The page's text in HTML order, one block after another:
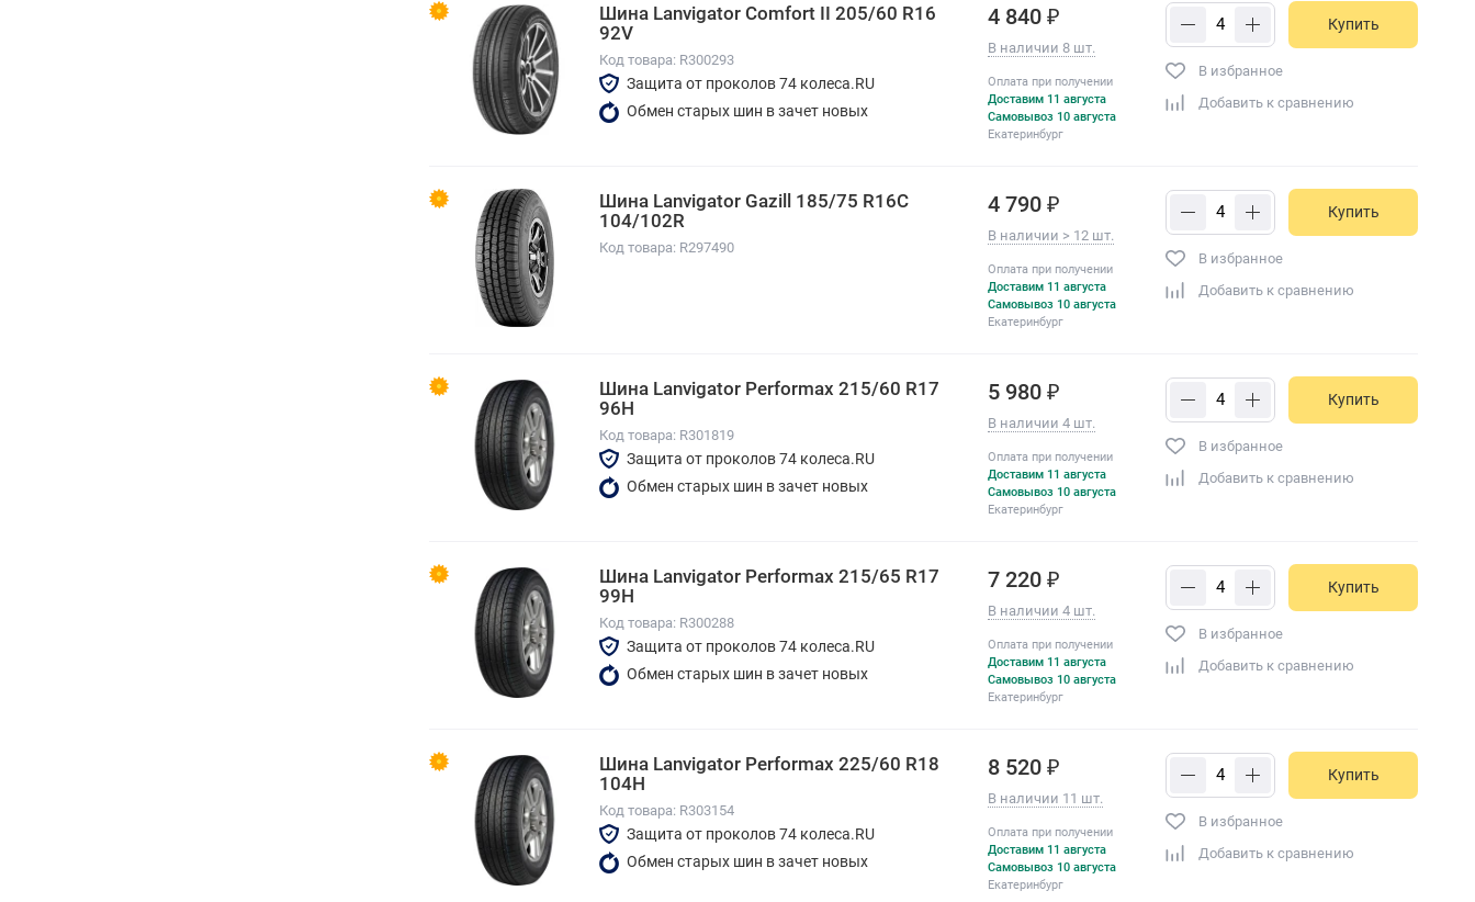
Шина Lanvigator Comfort II 205/60 R16
92V
Код товара: R300293
Защита от проколов 74 колеса.RU
Обмен старых шин в зачет новых
4 840 ₽
В наличии 8 шт.
Оплата при получении
Доставим 11 августа
Самовывоз 10 августа
Екатеринбург
Купить
В избранное
Добавить к сравнению
Шина Lanvigator Gazill 185/75 R16C
104/102R
Код товара: R297490
4 790 ₽
В наличии > 12 шт.
Оплата при получении
Доставим 11 августа
Самовывоз 10 августа
Екатеринбург
Купить
В избранное
Добавить к сравнению
Шина Lanvigator Performax 215/60 R17
96H
Код товара: R301819
Защита от проколов 74 колеса.RU
Обмен старых шин в зачет новых
5 980 ₽
В наличии 4 шт.
Оплата при получении
Доставим 11 августа
Самовывоз 10 августа
Екатеринбург
Купить
В избранное
Добавить к сравнению
Шина Lanvigator Performax 215/65 R17
99H
Код товара: R300288
Защита от проколов 74 колеса.RU
Обмен старых шин в зачет новых
7 220 ₽
В наличии 4 шт.
Оплата при получении
Доставим 11 августа
Самовывоз 10 августа
Екатеринбург
Купить
В избранное
Добавить к сравнению
Шина Lanvigator Performax 225/60 R18
104H
Код товара: R303154
Защита от проколов 74 колеса.RU
Обмен старых шин в зачет новых
8 520 ₽
В наличии 11 шт.
Оплата при получении
Доставим 11 августа
Самовывоз 10 августа
Екатеринбург
Купить
В избранное
Добавить к сравнению